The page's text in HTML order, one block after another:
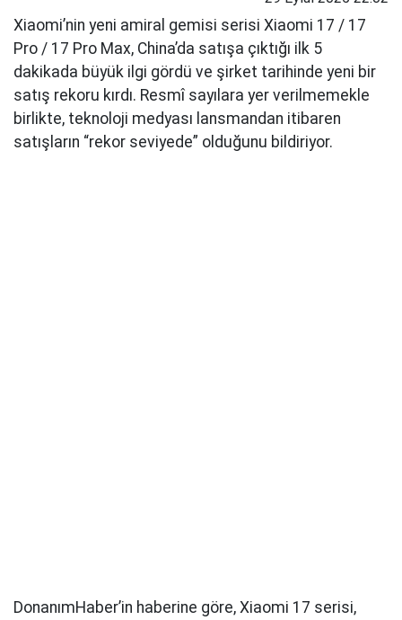
Xiaomi’nin yeni amiral gemisi serisi Xiaomi 17 / 17
Pro / 17 Pro Max, China’da satışa çıktığı ilk 5
dakikada büyük ilgi gördü ve şirket tarihinde yeni bir
satış rekoru kırdı. Resmî sayılara yer verilmemekle
birlikte, teknoloji medyası lansmandan itibaren
satışların “rekor seviyede” olduğunu bildiriyor.
DonanımHaber’in haberine göre, Xiaomi 17 serisi,